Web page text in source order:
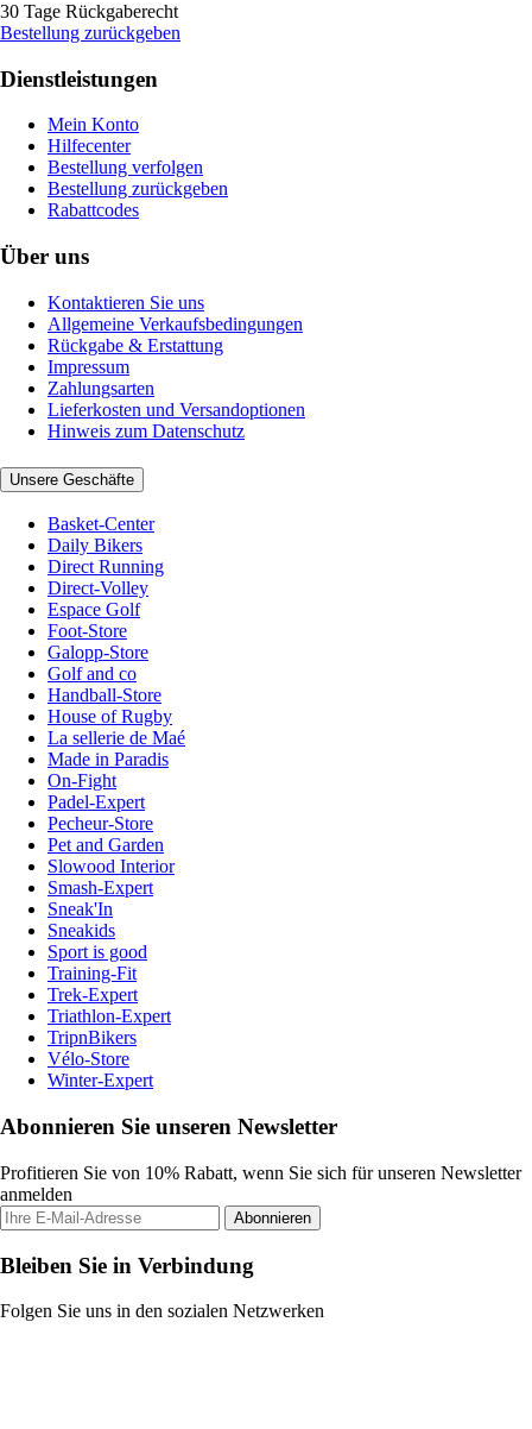
30 Tage Rückgaberecht
Bestellung zurückgeben
Dienstleistungen
Mein Konto
Hilfecenter
Bestellung verfolgen
Bestellung zurückgeben
Rabattcodes
Über uns
Kontaktieren Sie uns
Allgemeine Verkaufsbedingungen
Rückgabe & Erstattung
Impressum
Zahlungsarten
Lieferkosten und Versandoptionen
Hinweis zum Datenschutz
Unsere Geschäfte
Basket-Center
Daily Bikers
Direct Running
Direct-Volley
Espace Golf
Foot-Store
Galopp-Store
Golf and co
Handball-Store
House of Rugby
La sellerie de Maé
Made in Paradis
On-Fight
Padel-Expert
Pecheur-Store
Pet and Garden
Slowood Interior
Smash-Expert
Sneak'In
Sneakids
Sport is good
Training-Fit
Trek-Expert
Triathlon-Expert
TripnBikers
Vélo-Store
Winter-Expert
Abonnieren Sie unseren Newsletter
Profitieren Sie von 10% Rabatt, wenn Sie sich für unseren Newsletter
anmelden
Abonnieren
Bleiben Sie in Verbindung
Folgen Sie uns in den sozialen Netzwerken